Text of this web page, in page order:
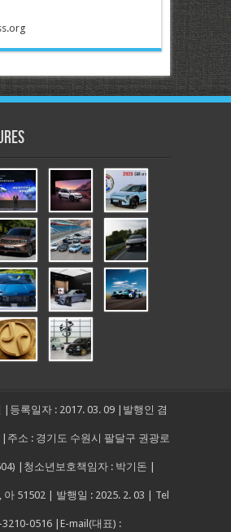
|등록일자 : 2017. 03. 09 |발행인 겸
주소 : 경기도 수원시 팔달구 권광로
|청소년보호책임자 : 박기돈 |
아 51502 | 발행일 : 2025. 2. 03 | Tel
3210-0516 |E-mail(대표) :